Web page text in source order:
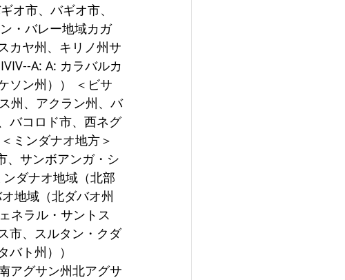
オ市、バギオ市、
・バレー地域カガ
カヤ州、キリノ州サ
A: A: カラバルカ
ソン州）） ＜ビサ
州、アクラン州、バ
バコロド市、西ネグ
ミンダナオ地方＞
サンボアンガ・シ
ダナオ地域（北部
地域（北ダバオ州
ネラル・サントス
市、スルタン・クダ
バト州））
アグサン州北アグサ